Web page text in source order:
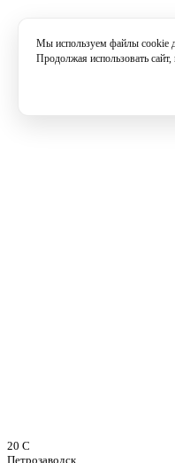
20 C
Петрозаводск
Мы используем файлы cookie
Продолжая использовать